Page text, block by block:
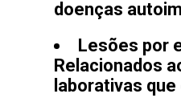
doenças
Lesões por
Relacionados
laborativas